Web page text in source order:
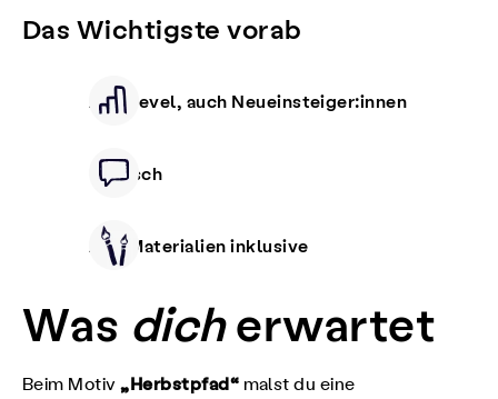
Das Wichtigste vorab
Alle Level, auch Neueinsteiger:innen
Deutsch
Alle Materialien inklusive
Was dicherwartet
Beim Motiv„Herbstpfad“ malst du eine